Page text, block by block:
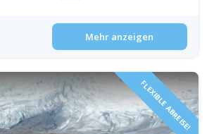
Mehr anzeigen
FLEXIBLE ABREISE!